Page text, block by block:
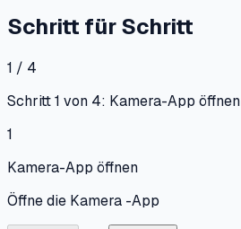
Schritt für Schritt
1 / 4
Schritt 1 von 4: Kamera-App öffnen
1
Kamera-App öffnen
Öffne die Kamera -App